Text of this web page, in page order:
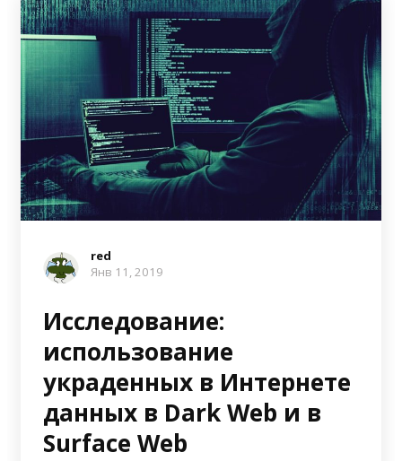
red
Янв 11, 2019
Исследование:
использование
украденных в Интернете
данных в Dark Web и в
Surface Web